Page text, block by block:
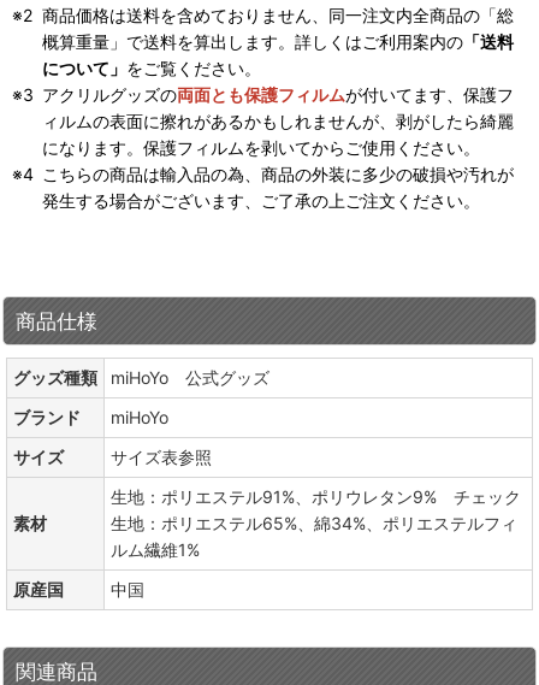
商品価格は送料を含めておりません、同一注文内全商品の「総
概算重量」で送料を算出します。詳しくはご利用案内の 「送料
について」 をご覧ください。
アクリルグッズの両面とも保護フィルムが付いてます、保護フ
ィルムの表面に擦れがあるかもしれませんが、剥がしたら綺麗
になります。保護フィルムを剥いてからご使用ください。
こちらの商品は輸入品の為、商品の外装に多少の破損や汚れが
発生する場合がございます、ご了承の上ご注文ください。
商品仕様
グッズ種類
miHoYo 公式グッズ
ブランド
miHoYo
サイズ
サイズ表参照
素材
生地：ポリエステル91%、ポリウレタン9% チェック
生地：ポリエステル65%、綿34%、ポリエステルフィ
ルム繊維1%
原産国
中国
関連商品